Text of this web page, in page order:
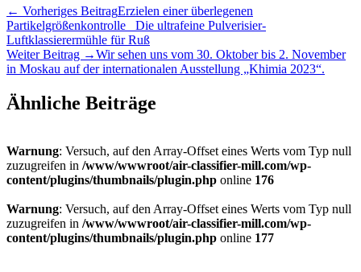
← Vorheriges BeitragErzielen einer überlegenen
Partikelgrößenkontrolle_ Die ultrafeine Pulverisier-
Luftklassierermühle für Ruß
Weiter Beitrag →Wir sehen uns vom 30. Oktober bis 2. November
in Moskau auf der internationalen Ausstellung „Khimia 2023“.
Ähnliche Beiträge
Warnung: Versuch, auf den Array-Offset eines Werts vom Typ null
zuzugreifen in /www/wwwroot/air-classifier-mill.com/wp-
content/plugins/thumbnails/plugin.php online 176
Warnung: Versuch, auf den Array-Offset eines Werts vom Typ null
zuzugreifen in /www/wwwroot/air-classifier-mill.com/wp-
content/plugins/thumbnails/plugin.php online 177